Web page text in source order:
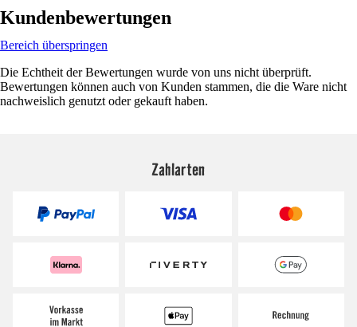
Kundenbewertungen
Bereich überspringen
Die Echtheit der Bewertungen wurde von uns nicht überprüft.
Bewertungen können auch von Kunden stammen, die die Ware nicht
nachweislich genutzt oder gekauft haben.
Zahlarten